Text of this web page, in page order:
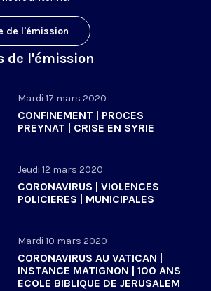
de l'émission
de l'émission
Mardi 17 mars 2020
CONFINEMENT | PROCES
PREYNAT | CRISE EN SYRIE
Jeudi 12 mars 2020
CORONAVIRUS | VIOLENCES
POLICIERES | MUNICIPALES
Mardi 10 mars 2020
CORONAVIRUS AU VATICAN |
INSTANCE MATIGNON | 100 ANS
ECOLE BIBLIQUE DE JERUSALEM